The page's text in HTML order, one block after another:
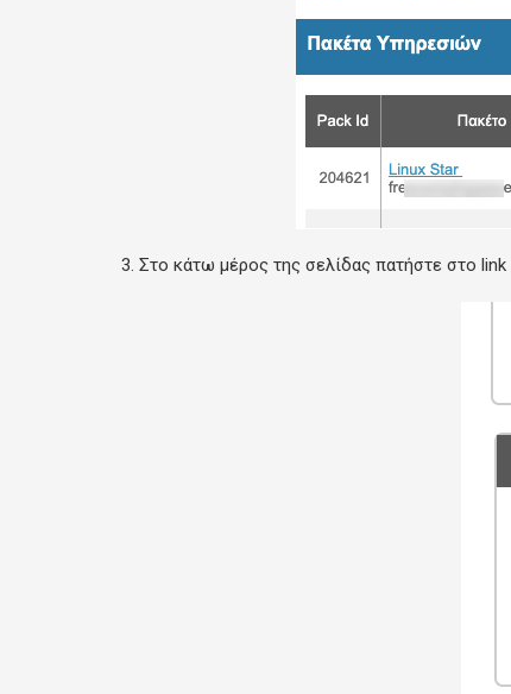
3. Στο κάτω μέρος της σελίδας πατήστε στο link